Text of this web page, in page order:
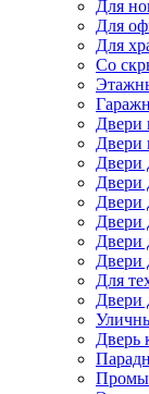
Для
Для
Для
Со
Двери
Двери
Двери
Двери
Двери
Двери
Двери
Двери
Для
Двери
Дверь